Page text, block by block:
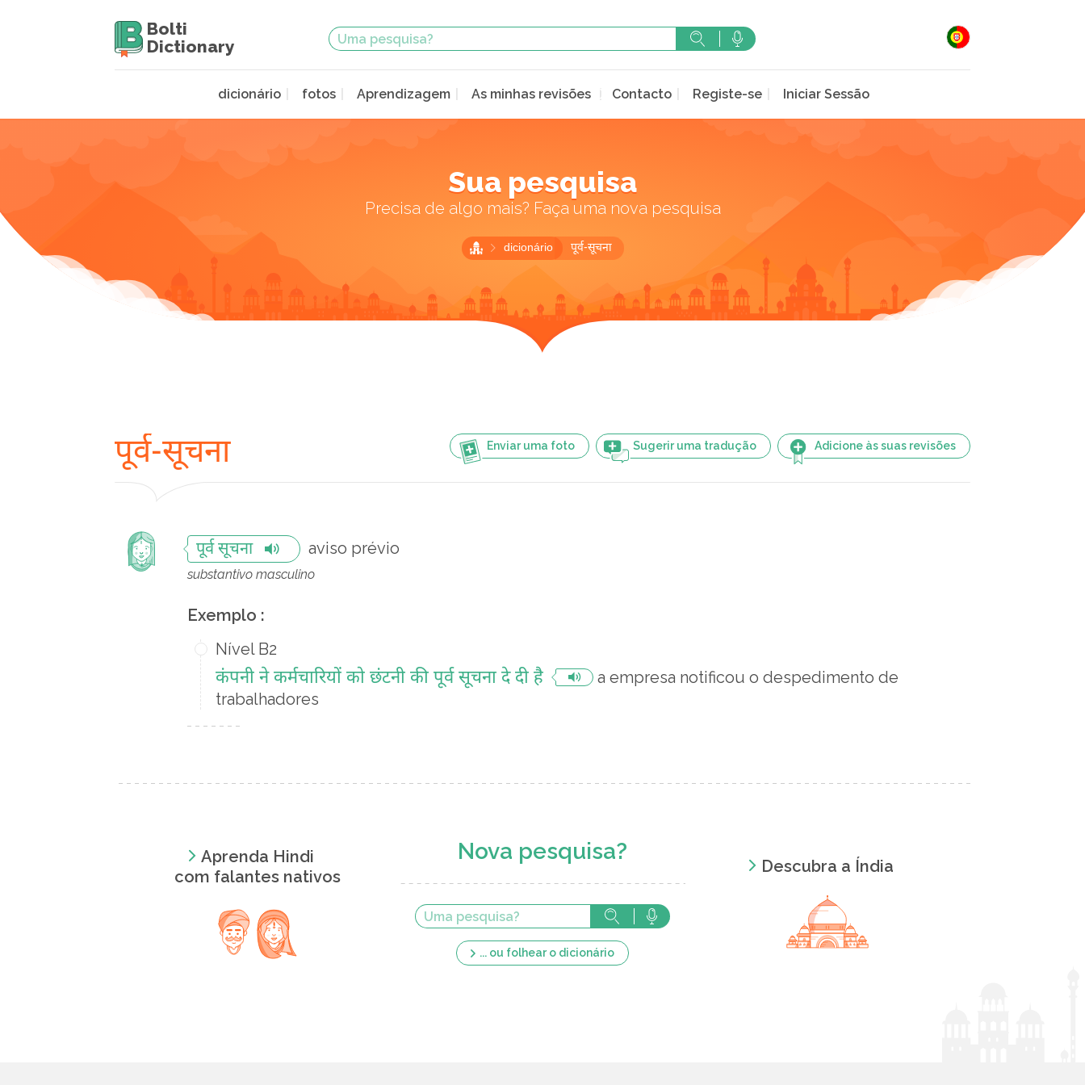
Bolti
Dictionary
dicionário fotos Aprendizagem As minhas revisões Contacto Registe-se Iniciar Sessão
Sua pesquisa
Precisa de algo mais? Faça uma nova pesquisa
dicionário पूर्व-सूचना
Enviar uma foto Sugerir uma tradução Adicione às suas revisões
पूर्व-सूचना
पूर्व सूचना aviso prévio
substantivo masculino
Exemplo :
Nível B2
कंपनी ने कर्मचारियों को छंटनी की पूर्व सूचना दे दी है
a empresa notificou o despedimento de
trabalhadores
Aprenda Hindi
com falantes nativos
Nova pesquisa?
... ou folhear o dicionário
Descubra a Índia